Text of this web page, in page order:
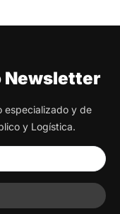
Newsletter
especializado y de
y Logística.